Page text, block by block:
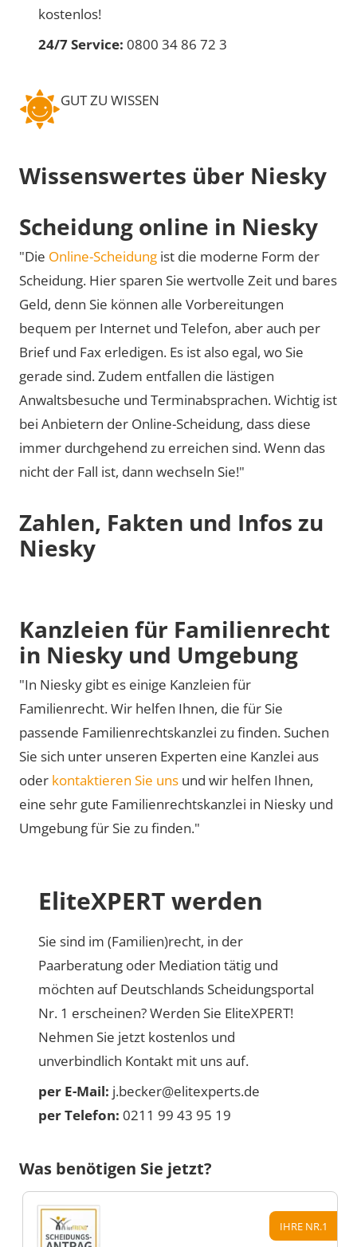
kostenlos!
24/7 Service: 0800 34 86 72 3
GUT ZU WISSEN
Wissenswertes über Niesky
Scheidung online in Niesky
"Die Online-Scheidung ist die moderne Form der
Scheidung. Hier sparen Sie wertvolle Zeit und bares
Geld, denn Sie können alle Vorbereitungen
bequem per Internet und Telefon, aber auch per
Brief und Fax erledigen. Es ist also egal, wo Sie
gerade sind. Zudem entfallen die lästigen
Anwaltsbesuche und Terminabsprachen. Wichtig ist
bei Anbietern der Online-Scheidung, dass diese
immer durchgehend zu erreichen sind. Wenn das
nicht der Fall ist, dann wechseln Sie!"
Zahlen, Fakten und Infos zu
Niesky
Kanzleien für Familienrecht
in Niesky und Umgebung
"In Niesky gibt es einige Kanzleien für
Familienrecht. Wir helfen Ihnen, die für Sie
passende Familienrechtskanzlei zu finden. Suchen
Sie sich unter unseren Experten eine Kanzlei aus
oder kontaktieren Sie uns und wir helfen Ihnen,
eine sehr gute Familienrechtskanzlei in Niesky und
Umgebung für Sie zu finden."
EliteXPERT werden
Sie sind im (Familien)recht, in der
Paarberatung oder Mediation tätig und
möchten auf Deutschlands Scheidungsportal
Nr. 1 erscheinen? Werden Sie EliteXPERT!
Nehmen Sie jetzt kostenlos und
unverbindlich Kontakt mit uns auf.
per E-Mail: j.becker@elitexperts.de
per Telefon: 0211 99 43 95 19
Was benötigen Sie jetzt?
IHRE NR.1